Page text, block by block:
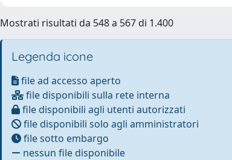
Mostrati risultati da 548 a 567 di 1.400
Legenda icone
file ad accesso aperto
file disponibili sulla rete interna
file disponibili agli utenti autorizzati
file disponibili solo agli amministratori
file sotto embargo
nessun file disponibile